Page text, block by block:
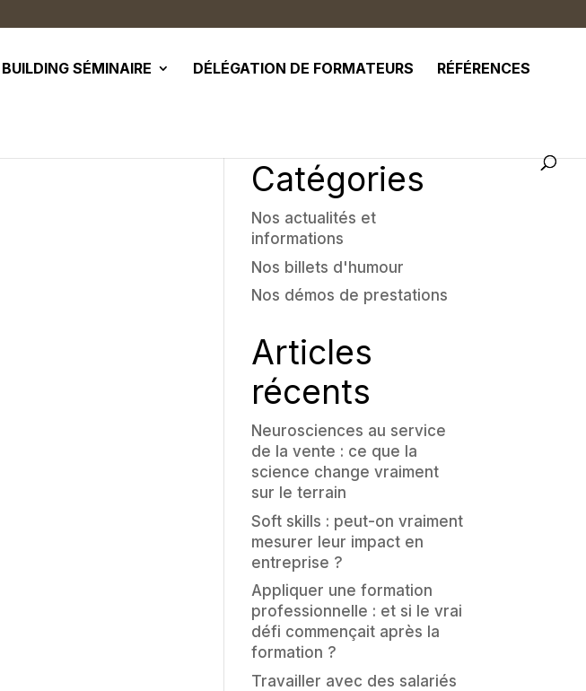
SÉMINAIRE DÉLÉGATION DE FORMATEURS RÉFÉRENCES
Catégories
Nos actualités et
informations
Nos billets d'humour
Nos démos de prestations
Articles
récents
Neurosciences au service
de la vente : ce que la
science change vraiment
sur le terrain
Soft skills : peut-on vraiment
mesurer leur impact en
entreprise ?
Appliquer une formation
professionnelle : et si le vrai
défi commençait après la
formation ?
Travailler avec des salariés